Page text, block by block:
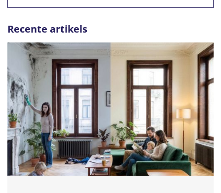
Recente artikels